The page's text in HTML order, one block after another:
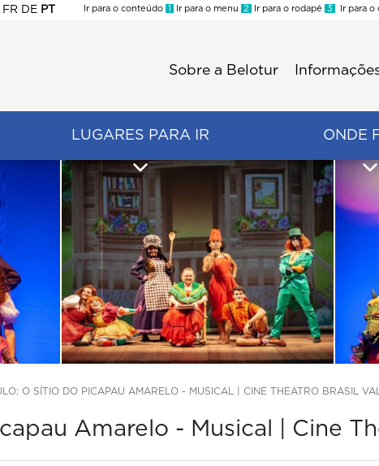
FR DE PT
Ir para o conteúdo 1 Ir para o menu 2 Ir para o rodapé 3 Ir para o
Sobre a Belotur
LUGARES PARA IR ONDE
O SÍTIO DO PICAPAU AMARELO - MUSICAL | CINE THEATRO BRASIL
Amarelo - Musical | Cine